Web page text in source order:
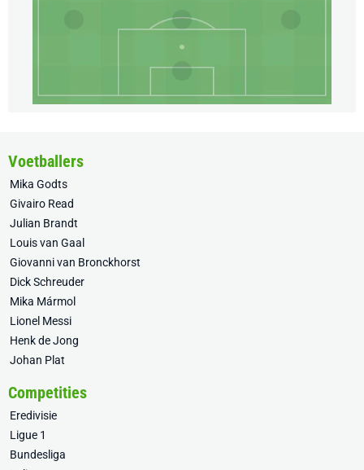
Voetballers
Mika Godts
Givairo Read
Julian Brandt
Louis van Gaal
Giovanni van Bronckhorst
Dick Schreuder
Mika Mármol
Lionel Messi
Henk de Jong
Johan Plat
Competities
Eredivisie
Ligue 1
Bundesliga